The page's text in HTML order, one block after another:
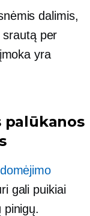
dalimis,
srautą per
yra
palūkanos
gali puikiai